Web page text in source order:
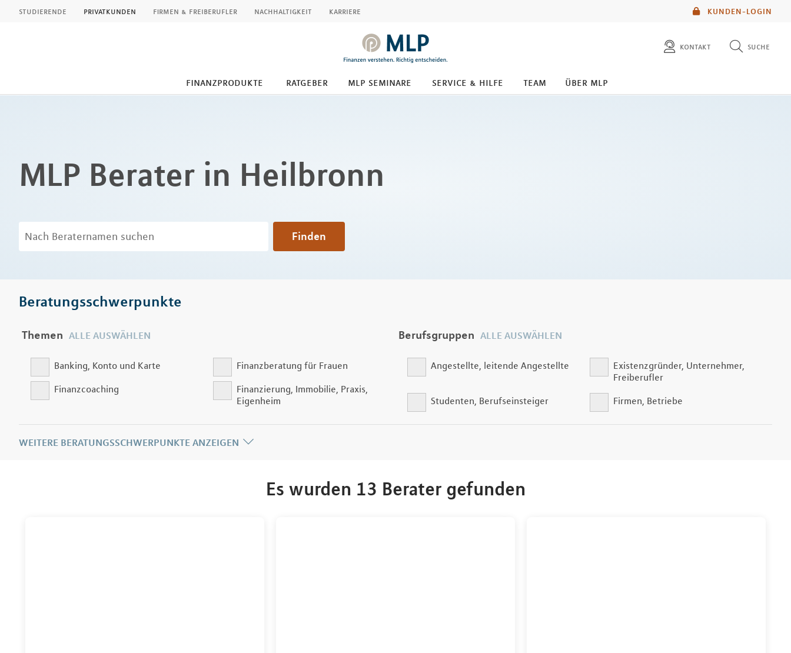
KUNDEN-LOGIN
studierende privatkunden firmen & freiberufler nachhaltigkeit karriere
kontakt suche
finanzprodukte ratgeber mlp seminare service & hilfe team über mlp
MLP Berater in Heilbronn
Finden
WEITERE BERATUNGSSCHWERPUNKTE ANZEIGEN
Beratungsschwerpunkte
Themen ALLE AUSWÄHLEN
Banking, Konto und Karte
Finanzberatung für Frauen
Finanzcoaching
Finanzierung, Immobilie, Praxis,
Eigenheim
Berufsgruppen ALLE AUSWÄHLEN
Angestellte, leitende Angestellte
Existenzgründer, Unternehmer,
Freiberufler
Studenten, Berufseinsteiger
Firmen, Betriebe
Es wurden 13 Berater gefunden